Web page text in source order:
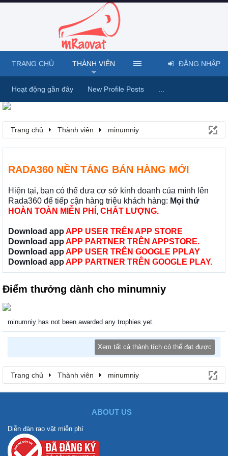
Trang chủ Thành viên minumniy
RADA360 NỀN TẢNG BÁN HÀNG MỚI
Hiện tại, bạn có thể đưa cơ sở kinh doanh của mình lên
Rada360 để tiếp cận hàng triệu khách hàng: Mọi thứ
HOÀN TOÀN MIỄN PHÍ, CHẤT LƯỢNG.
Download app APP USER TRÊN APP STORE
Download app APP PARTNER TRÊN APPSTORE.
Download app APP USER TRÊN GOOGLE PPLAY
Download app APP PARTNER TRÊN GOOGLE PLAY.
Điểm thưởng dành cho minumniy
minumniy has not been awarded any trophies yet.
Xem tất cả thành tích có thể đạt được
Trang chủ Thành viên minumniy
TRANG CHỦ THÀNH VIÊN
Hoạt động gần đây New Profile Posts
ĐĂNG NHẬP
ABOUT US
Diễn đàn rao vặt miễn phí